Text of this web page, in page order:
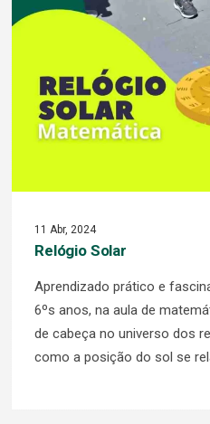
11 Abr, 2024
Relógio Solar
Aprendizado prático e
6ºs anos, na aula de
de cabeça no universo dos
como a posição do sol se